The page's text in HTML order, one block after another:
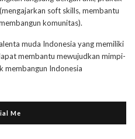
soft skills, membantu
komunitas).
muda Indonesia yang memiliki
membantu mewujudkan mimpi-
membangun Indonesia
Me